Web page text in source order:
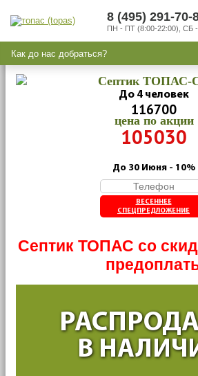
Септик ТОПАС-
До 4 человек
116700
цена по акции
105030
До 30 Июня - 10%
ВЕСЕННЕЕ
СПЕЦПРЕДЛОЖЕНИЕ
Септик ТОПАС со
В
8 (495) 291-70-
ПН - ПТ (8:00-22:00), СБ
Как до нас добраться?